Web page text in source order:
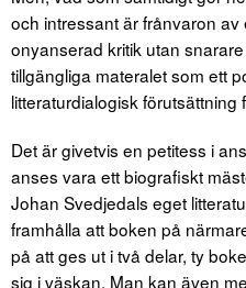
och intressant är frånvaron
onyanserad kritik utan
tillgängliga materalet som ett
litteraturdialogisk
Det är givetvis en petitess i
anses vara ett biografiskt
Johan Svedjedals eget
framhålla att boken på
på att ges ut i två delar, ty
sig i väskan. Man kan även